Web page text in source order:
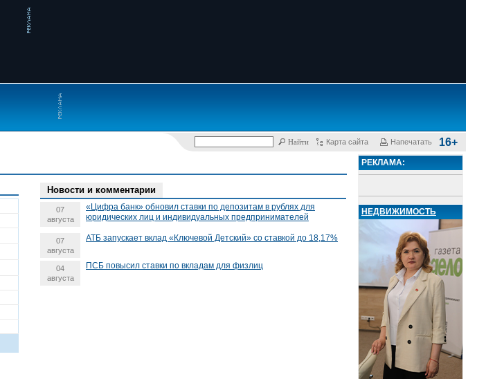
Карта сайта Напечатать 16+
Новости и комментарии
07
августа
«Цифра банк» обновил ставки по депозитам в рублях для
юридических лиц и индивидуальных предпринимателей
07
августа
АТБ запускает вклад «Ключевой Детский» со ставкой до 18,17%
04
августа
ПСБ повысил ставки по вкладам для физлиц
РЕКЛАМА:
НЕДВИЖИМОСТЬ